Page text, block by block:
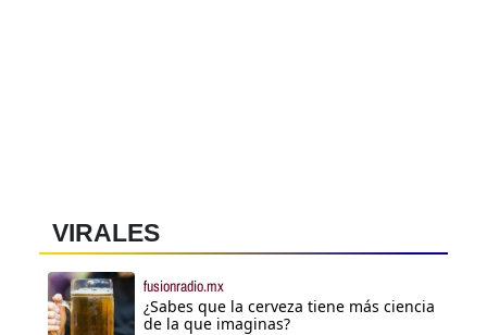
VIRALES
fusionradio.mx
¿Sabes que la cerveza tiene más ciencia
de la que imaginas?